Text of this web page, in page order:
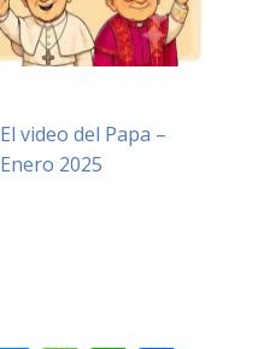
El video del Papa –
Enero 2025